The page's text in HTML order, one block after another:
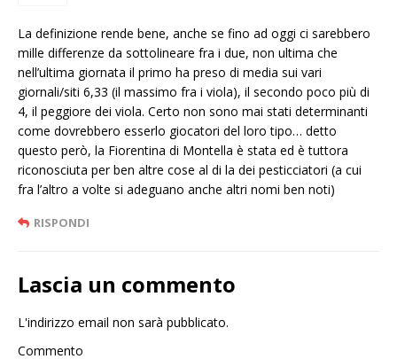
La definizione rende bene, anche se fino ad oggi ci sarebbero
mille differenze da sottolineare fra i due, non ultima che
nell’ultima giornata il primo ha preso di media sui vari
giornali/siti 6,33 (il massimo fra i viola), il secondo poco più di
4, il peggiore dei viola. Certo non sono mai stati determinanti
come dovrebbero esserlo giocatori del loro tipo… detto
questo però, la Fiorentina di Montella è stata ed è tuttora
riconosciuta per ben altre cose al di la dei pesticciatori (a cui
fra l’altro a volte si adeguano anche altri nomi ben noti)
RISPONDI
Lascia un commento
L'indirizzo email non sarà pubblicato.
Commento